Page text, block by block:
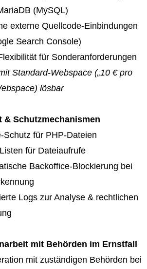
(MySQL)
externe Quellcode-Einbindungen
Search Console)
für Sonderanforderungen
Standard-Webspace („10 € pro
lösbar
& Schutzmechanismen
für PHP-Dateien
für Dateiaufrufe
Backoffice-Blockierung bei
Logs zur Analyse & rechtlichen
mit Behörden im Ernstfall
mit zuständigen Behörden bei